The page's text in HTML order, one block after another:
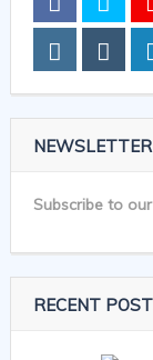
NEWSLETTER
Subscribe to
RECENT